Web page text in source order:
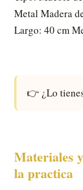
Metal Madera
Largo: 40 cm
👉 ¿Lo
Materiales
la practica